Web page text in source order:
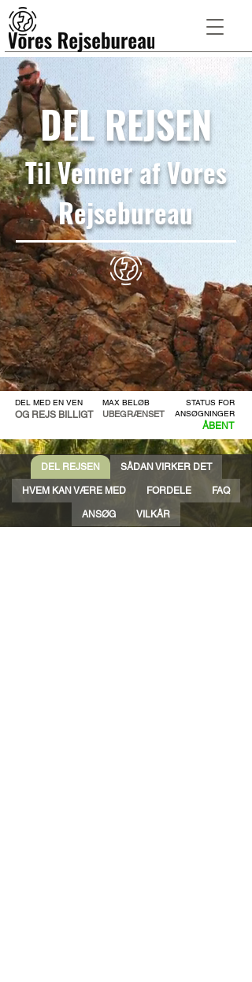
DEL REJSEN
Til Venner af Vores
Rejsebureau
DEL MED EN VEN MAX BELØB
STATUS FOR
ANSØGNINGER
OG REJS BILLIGT
UBEGRÆNSET
ÅBENT
DEL REJSEN SÅDAN VIRKER DET
HVEM KAN VÆRE MED FORDELE FAQ
ANSØG VILKÅR